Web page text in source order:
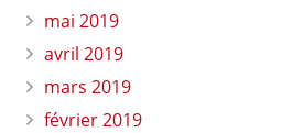
mai 2019
avril 2019
mars 2019
février 2019